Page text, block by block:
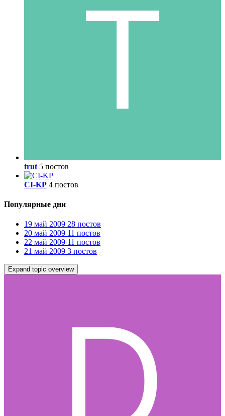
trut 5 постов
CI-KP 4 постов
Популярные дни
19 май 2009 28 постов
20 май 2009 11 постов
22 май 2009 11 постов
21 май 2009 3 постов
Expand topic overview